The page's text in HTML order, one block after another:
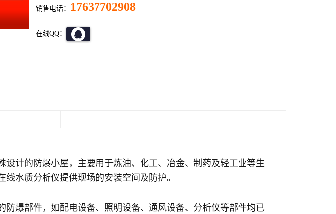
销售电话： 17637702908
在线QQ：
设计的防爆小屋，主要用于炼油、化工、冶金、制药及轻工业等生
线水质分析仪提供现场的安装空间及防护。
防爆部件，如配电设备、照明设备、通风设备、分析仪等部件均已